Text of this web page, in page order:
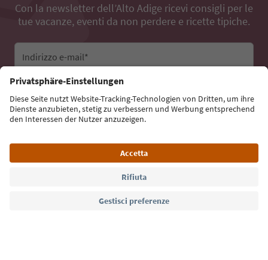
Con la newsletter dell’Alto Adige ricevi consigli per le
tue vacanze, eventi da non perdere e ricette tipiche.
Indirizzo e-mail*
Iscriviti alla newsletter